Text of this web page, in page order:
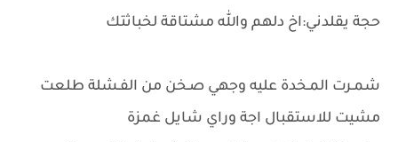
حجة يقلدني:اخ دلهم والله مشتاقة لخباثتك
شمـرت المـخدة عليه وجهي صـخن من الفـشلة طلعت
مشيت للاستقبال اجة وراي شايل غمزة